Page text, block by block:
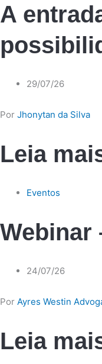
A
29/07/26
Por Jhonytan da Silva
Leia
Eventos
Webinar
24/07/26
Por Ayres Westin
Leia